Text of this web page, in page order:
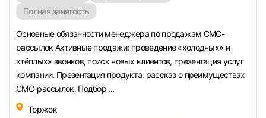
Полная занятость
Основные обязанности менеджера по продажам СМС-
рассылок Активные продажи: проведение «холодных» и
«тёплых» звонков, поиск новых клиентов, презентация услуг
компании. Презентация продукта: рассказ о преимуществах
СМС-рассылок, Подбор ...
Торжок